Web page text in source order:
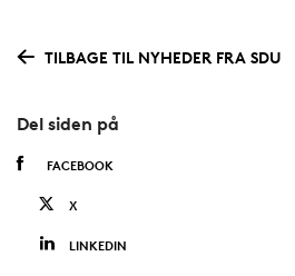
TILBAGE TIL NYHEDER FRA SDU
Del siden på
FACEBOOK
X
LINKEDIN